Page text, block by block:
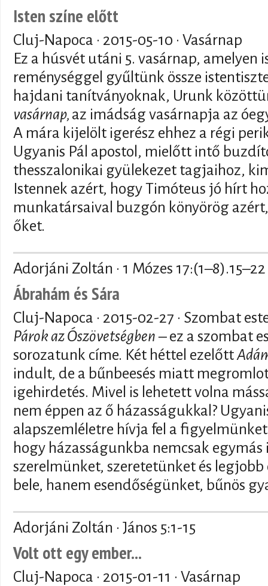
Isten színe előtt
Cluj-Napoca · 2015-05-10 · Vasárnap
Ez a húsvét utáni 5. vasárnap, amelyen
reménységgel gyűltünk össze
hajdani tanítványoknak, Urunk
vasárnap, az imádság vasárnapja az
A mára kijelölt igerész ehhez a régi
Ugyanis Pál apostol, mielőtt intő
thesszalonikai gyülekezet tagjaihoz,
Istennek azért, hogy Timóteus jó hírt
munkatársaival buzgón könyörög
őket.
Adorjáni Zoltán · 1 Mózes 17:(1–8).15–22
Ábrahám és Sára
Cluj-Napoca · 2015-02-27 · Szombat
Párok az Ószövetségben– ez a szombat
sorozatunk címe. Két héttel ezelőtt
indult, de a bűnbeesés miatt
igehirdetés. Mivel is lehetett volna
nem éppen az ő házasságukkal?
alapszemléletre hívja fel a
hogy házasságunkba nemcsak
szerelmünket, szeretetünket és
bele, hanem esendőségünket, bűnös
Adorjáni Zoltán · János 5:1-15
Volt ott egy ember...
Cluj-Napoca · 2015-01-11 · Vasárnap